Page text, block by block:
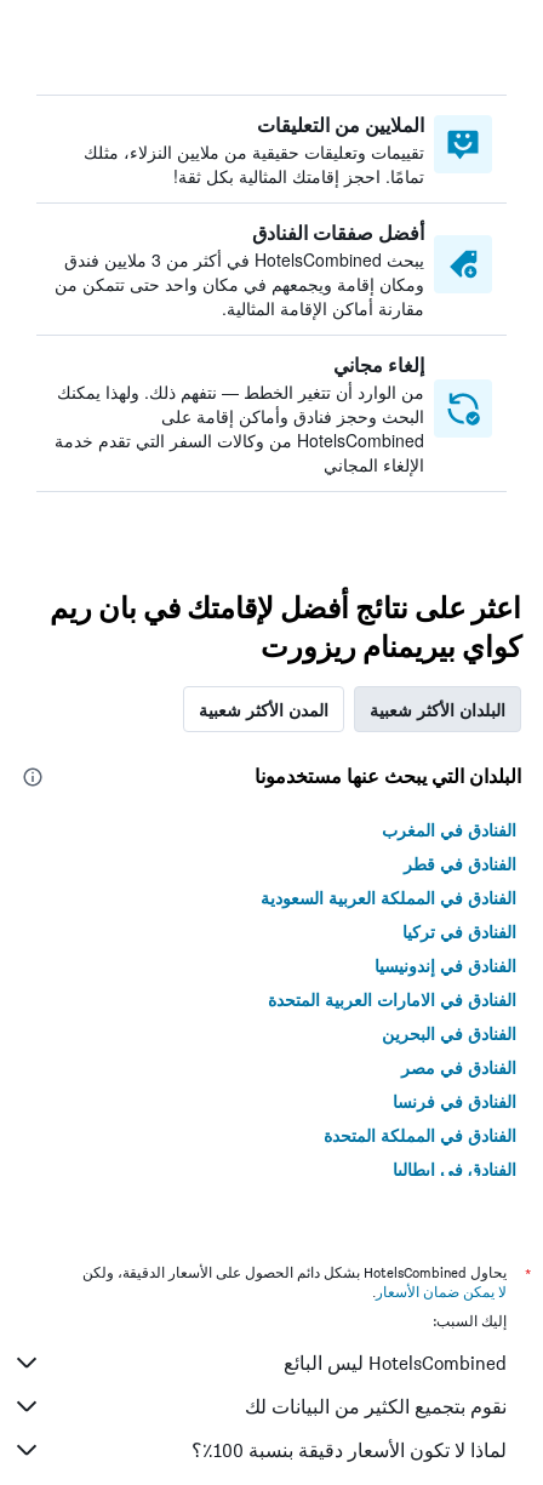
الملايين من التعليقات
تقييمات وتعليقات حقيقية من ملايين النزلاء، مثلك
تمامًا. احجز إقامتك المثالية بكل ثقة!
أفضل صفقات الفنادق
يبحث HotelsCombined في أكثر من 3 ملايين فندق
ومكان إقامة ويجمعهم في مكان واحد حتى تتمكن من
مقارنة أماكن الإقامة المثالية.
إلغاء مجاني
من الوارد أن تتغير الخطط — نتفهم ذلك. ولهذا يمكنك
البحث وحجز فنادق وأماكن إقامة على
HotelsCombined من وكالات السفر التي تقدم خدمة
الإلغاء المجاني
اعثر على نتائج أفضل لإقامتك في بان ريم
كواي بيريمنام ريزورت
البلدان الأكثر شعبية المدن الأكثر شعبية
البلدان التي يبحث عنها مستخدمونا
الفنادق في المغرب
الفنادق في قطر
الفنادق في المملكة العربية السعودية
الفنادق في تركيا
الفنادق في إندونيسيا
الفنادق في الامارات العربية المتحدة
الفنادق في البحرين
الفنادق في مصر
الفنادق في فرنسا
الفنادق في المملكة المتحدة
الفنادق في إيطاليا
*
يحاول HotelsCombined بشكل دائم الحصول على الأسعار الدقيقة، ولكن
لا يمكن ضمان الأسعار .
إليك السبب:
HotelsCombined ليس البائع
نقوم بتجميع الكثير من البيانات لك
لماذا لا تكون الأسعار دقيقة بنسبة 100٪؟